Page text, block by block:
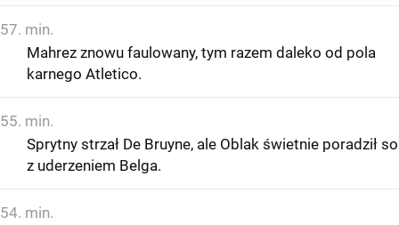
57. min.
Mahrez znowu faulowany, tym razem daleko od pola
karnego Atletico.
55. min.
Sprytny strzał De Bruyne, ale Oblak świetnie poradził
z uderzeniem Belga.
54. min.